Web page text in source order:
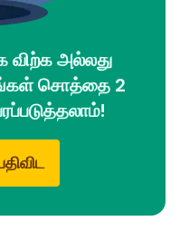
விற்க அல்லது
சொத்தை 2